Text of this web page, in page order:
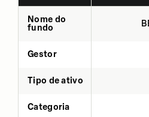
Nome do
fundo
Gestor
Tipo de ativo
Categoria